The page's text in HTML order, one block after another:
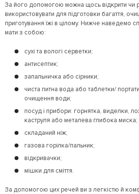
За його допомогою можна щось відкрити чи
використовувати для підготовки багаття,
приготування їжі в цілому. Нижче наведемо
мати з собою:
сухі та вологі серветки;
антисептик;
запальничка або сірники;
чиста питна вода або таблетки/
очищення води;
посуд і прибори: горнятка, виделки,
каструля або металева глибока миска;
складаний ніж;
газова горілка/пальник;
відкривачки;
мішки для сміття.
За допомогою цих речей ви з легкістю й